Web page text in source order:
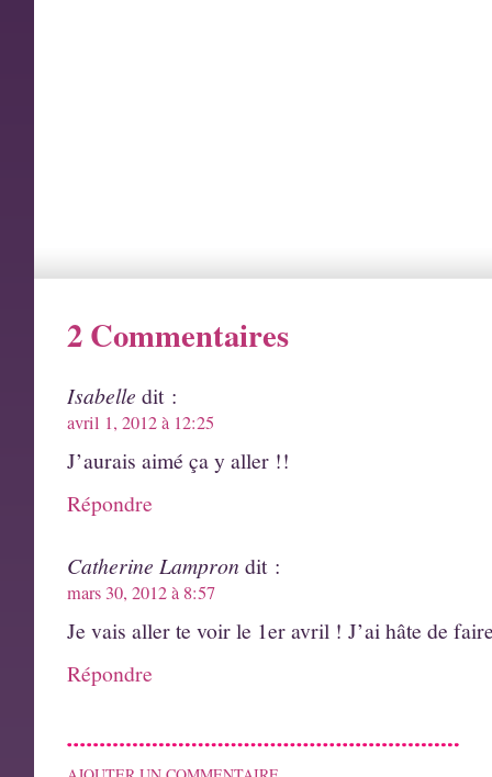
2 Commentaires
Isabelle dit :
avril 1, 2012 à 12:25
J’aurais aimé ça y aller !!
Répondre
Catherine Lampron dit :
mars 30, 2012 à 8:57
Je vais aller te voir le 1er avril ! J’ai hâte de
Répondre